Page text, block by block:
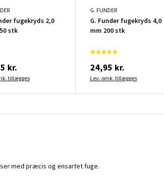
fugekryds 2,0
stk
kr.
tillægges
G. FUNDER
G. Funder fugekryds 4,0
mm 200 stk
24,95 kr.
Lev. omk. tillægges
med præcis og ensartet fuge.